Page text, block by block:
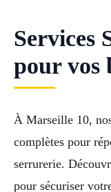
Services
pour vos
À Marseille 10,
complètes pour
serrurerie.
pour sécuriser